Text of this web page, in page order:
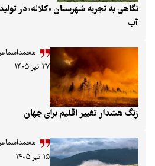
منابع طبیعی و زندگی انسان تبدیل شده است.
شهرستان «کلاله»در تولید هندوانه با
محمداسماعیل اسدی
۲۷ تیر ۱۴۰۵
تغییر اقلیم برای جهان
محمداسماعیل اسدی
۱۵ تیر ۱۴۰۵